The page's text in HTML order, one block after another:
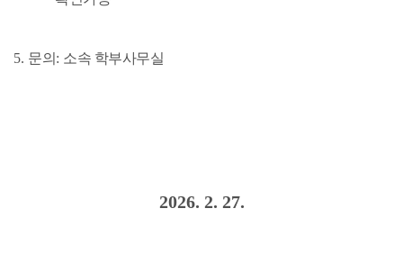
5. 문의 : 소속 학부사무실
2026. 2. 27.